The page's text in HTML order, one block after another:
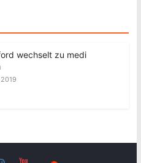
wechselt zu medi